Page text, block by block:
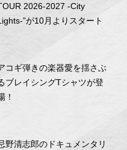
2026-2027 -City
”が10月よりスタート
コギ弾きの楽器愛を揺さぶ
ブレイシングTシャツが登
！
野清志郎のドキュメンタリ